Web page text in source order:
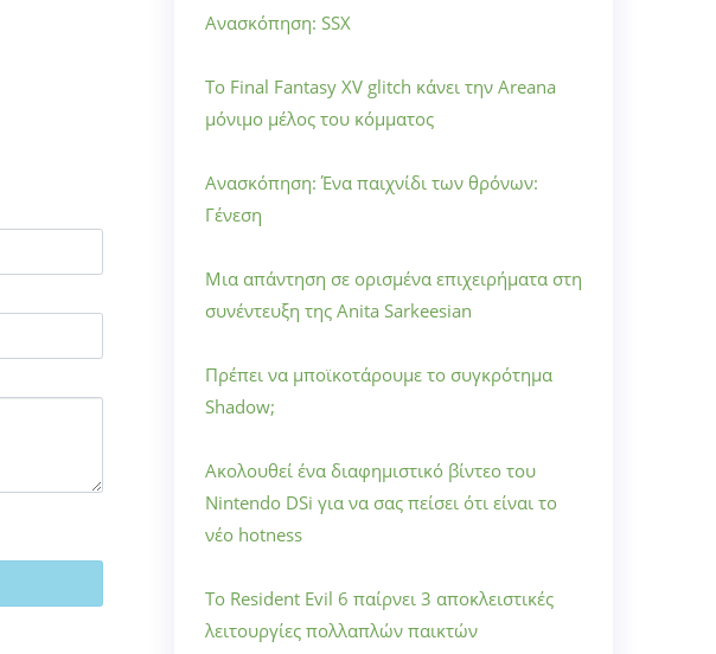
Ανασκόπηση: SSX
Το Final Fantasy XV glitch κάνει την Areana
μόνιμο μέλος του κόμματος
Ανασκόπηση: Ένα παιχνίδι των θρόνων:
Γένεση
Μια απάντηση σε ορισμένα επιχειρήματα στη
συνέντευξη της Anita Sarkeesian
Πρέπει να μποϊκοτάρουμε το συγκρότημα
Shadow;
Ακολουθεί ένα διαφημιστικό βίντεο του
Nintendo DSi για να σας πείσει ότι είναι το
νέο hotness
Το Resident Evil 6 παίρνει 3 αποκλειστικές
λειτουργίες πολλαπλών παικτών